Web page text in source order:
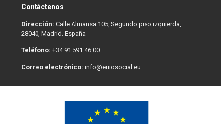
Contáctenos
Dirección: Calle Almansa 105, Segundo piso izquierda,
28040, Madrid. España
Teléfono: +34 91 591 46 00
Correo electrónico: info@eurosocial.eu